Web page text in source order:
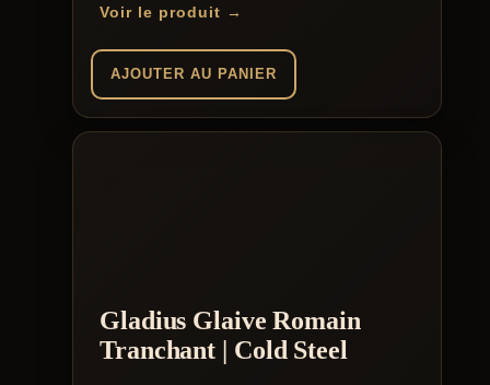
Voir le produit →
AJOUTER AU PANIER
Gladius Glaive Romain
Tranchant | Cold Steel